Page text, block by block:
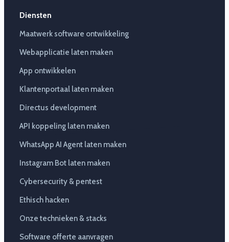
Diensten
Maatwerk software ontwikkeling
Webapplicatie laten maken
App ontwikkelen
Klantenportaal laten maken
Directus development
API koppeling laten maken
WhatsApp AI Agent laten maken
Instagram Bot laten maken
Cybersecurity & pentest
Ethisch hacken
Onze technieken & stacks
Software offerte aanvragen